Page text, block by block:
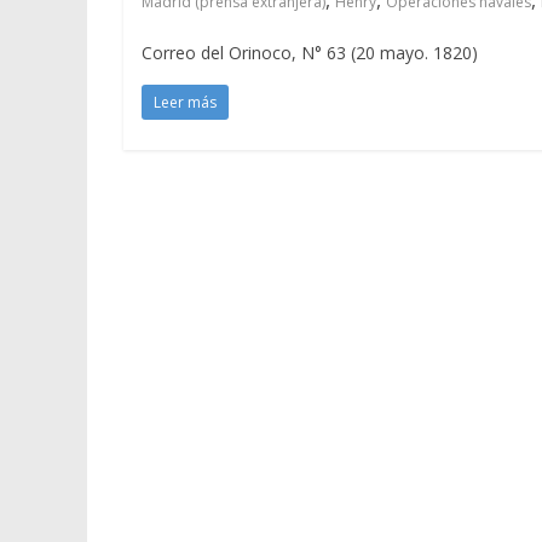
Correo del Orinoco, N° 63 (20 mayo. 1820)
Leer más